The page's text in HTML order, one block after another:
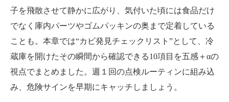
子を飛散させて静かに広がり、気付いた頃には食品だけ
でなく庫内パーツやゴムパッキンの奥まで定着している
ことも。本章では“カビ発見チェックリスト”として、冷
蔵庫を開けたその瞬間から確認できる10項目を五感＋αの
視点でまとめました。週１回の点検ルーティンに組み込
み、危険サインを早期にキャッチしましょう。